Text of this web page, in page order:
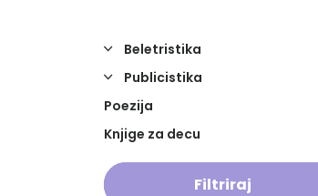
Beletristika
Publicistika
Poezija
Knjige za decu
Filtriraj